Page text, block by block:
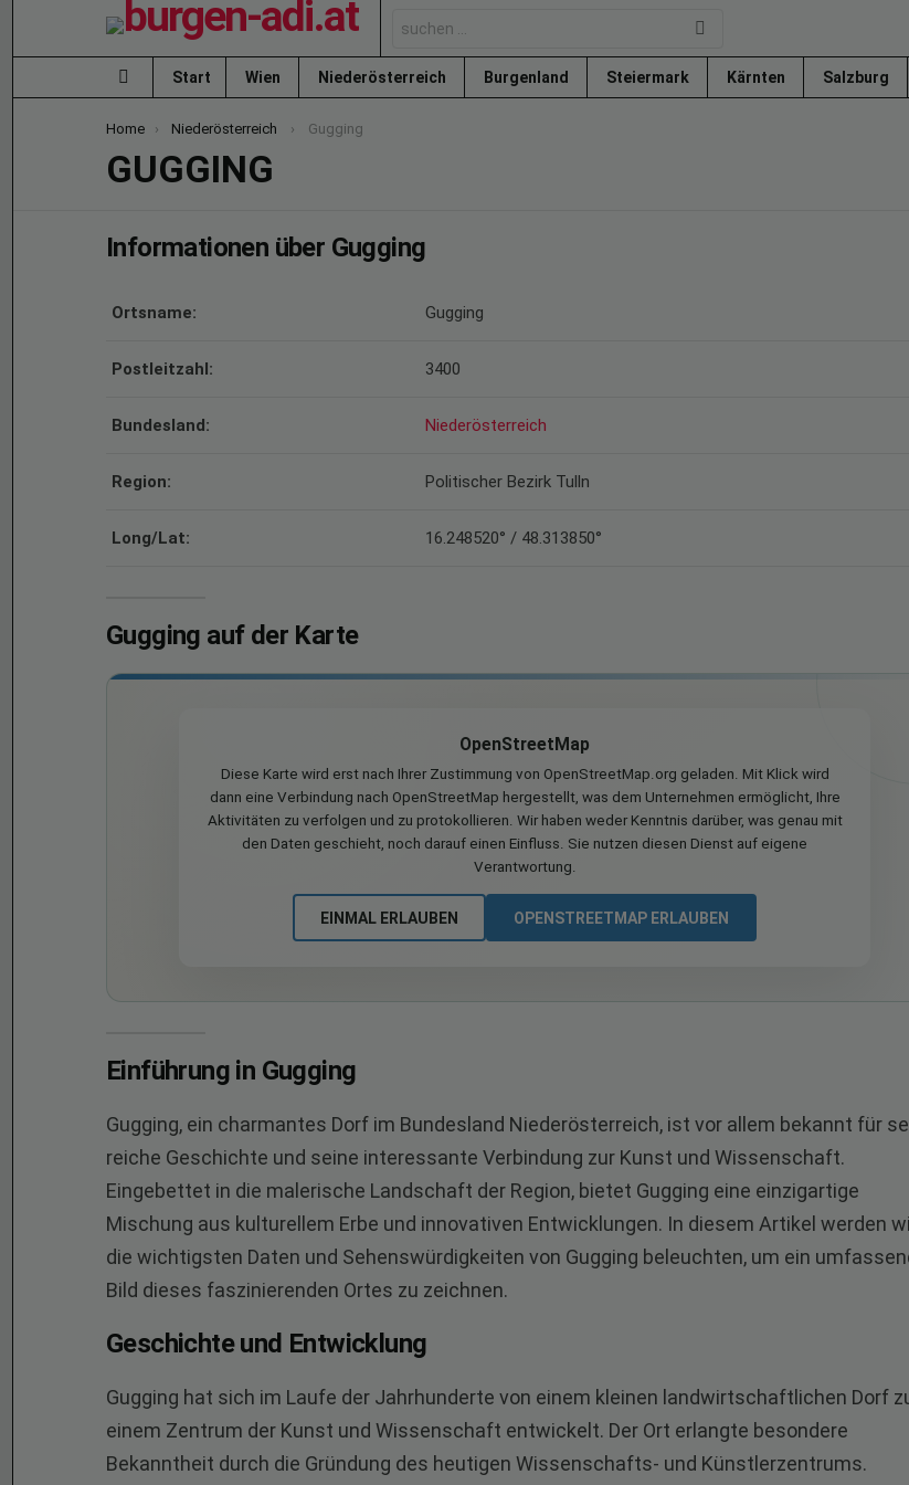
for:
Menu
Start Wien Niederösterreich Burgenland Steiermark Kärnten Salzburg
You are here:
Home Niederösterreich Gugging
GUGGING
Informationen über Gugging
Ortsname: Gugging
Postleitzahl: 3400
Bundesland: Niederösterreich
Region: Politischer Bezirk Tulln
Long/Lat: 16.248520° / 48.313850°
Gugging auf der Karte
OpenStreetMap
Diese Karte wird erst nach Ihrer Zustimmung von OpenStreetMap.org geladen. Mit Klick wird
dann eine Verbindung nach OpenStreetMap hergestellt, was dem Unternehmen ermöglicht, Ihre
Aktivitäten zu verfolgen und zu protokollieren. Wir haben weder Kenntnis darüber, was genau mit
den Daten geschieht, noch darauf einen Einfluss. Sie nutzen diesen Dienst auf eigene
Verantwortung.
EINMAL ERLAUBEN OPENSTREETMAP ERLAUBEN
Einführung in Gugging
Gugging, ein charmantes Dorf im Bundesland Niederösterreich, ist vor allem bekannt für
reiche Geschichte und seine interessante Verbindung zur Kunst und Wissenschaft.
Eingebettet in die malerische Landschaft der Region, bietet Gugging eine einzigartige
Mischung aus kulturellem Erbe und innovativen Entwicklungen. In diesem Artikel werden
die wichtigsten Daten und Sehenswürdigkeiten von Gugging beleuchten, um ein
Bild dieses faszinierenden Ortes zu zeichnen.
Geschichte und Entwicklung
Gugging hat sich im Laufe der Jahrhunderte von einem kleinen landwirtschaftlichen Dorf
einem Zentrum der Kunst und Wissenschaft entwickelt. Der Ort erlangte besondere
Bekanntheit durch die Gründung des heutigen Wissenschafts- und Künstlerzentrums.